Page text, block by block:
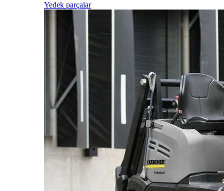
Yedek parçalar